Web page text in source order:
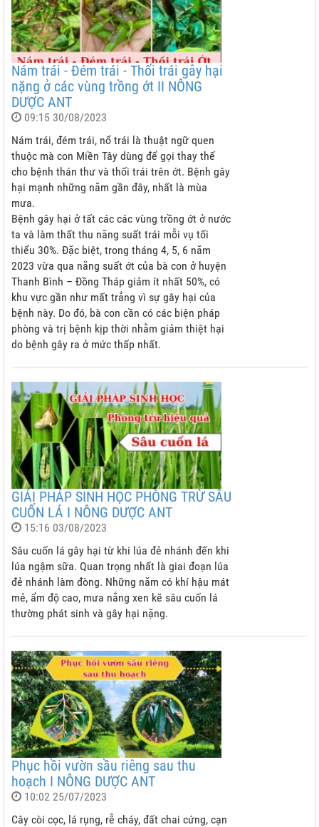
Nám trái - Đém trái - Thối trái gây hại
nặng ở các vùng trồng ớt II NÔNG
DƯỢC ANT
09:15 30/08/2023
Nám trái, đém trái, nổ trái là thuật ngữ quen
thuộc mà con Miền Tây dùng để gọi thay thế
cho bệnh thán thư và thối trái trên ớt. Bệnh gây
hại mạnh những năm gần đây, nhất là mùa
mưa.
Bệnh gây hại ở tất các các vùng trồng ớt ở nước
ta và làm thất thu năng suất trái mỗi vụ tối
thiểu 30%. Đặc biệt, trong tháng 4, 5, 6 năm
2023 vừa qua năng suất ớt của bà con ở huyện
Thanh Bình – Đồng Tháp giảm ít nhất 50%, có
khu vực gần như mất trắng vì sự gây hại của
bệnh này. Do đó, bà con cần có các biện pháp
phòng và trị bệnh kịp thời nhằm giảm thiệt hại
do bệnh gây ra ở mức thấp nhất.
GIẢI PHÁP SINH HỌC PHÒNG TRỪ SÂU
CUỐN LÁ I NÔNG DƯỢC ANT
15:16 03/08/2023
Sâu cuốn lá gây hại từ khi lúa đẻ nhánh đến khi
lúa ngậm sữa. Quan trọng nhất là giai đoạn lúa
đẻ nhánh làm đòng. Những năm có khí hậu mát
mẻ, ẩm độ cao, mưa nắng xen kẽ sâu cuốn lá
thường phát sinh và gây hại nặng.
Phục hồi vườn sầu riêng sau thu
hoạch I NÔNG DƯỢC ANT
10:02 25/07/2023
Cây còi cọc, lá rụng, rễ cháy, đất chai cứng, cạn